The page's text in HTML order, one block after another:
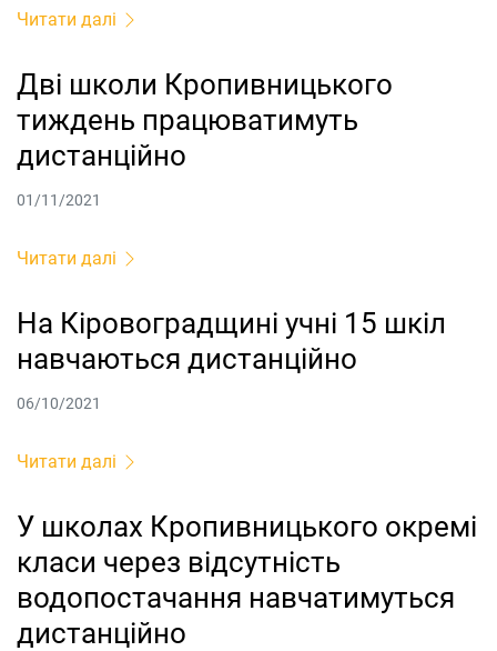
Читати далі
Дві школи Кропивницького
тиждень працюватимуть
дистанційно
01/11/2021
Читати далі
На Кіровоградщині учні 15 шкіл
навчаються дистанційно
06/10/2021
Читати далі
У школах Кропивницького окремі
класи через відсутність
водопостачання навчатимуться
дистанційно